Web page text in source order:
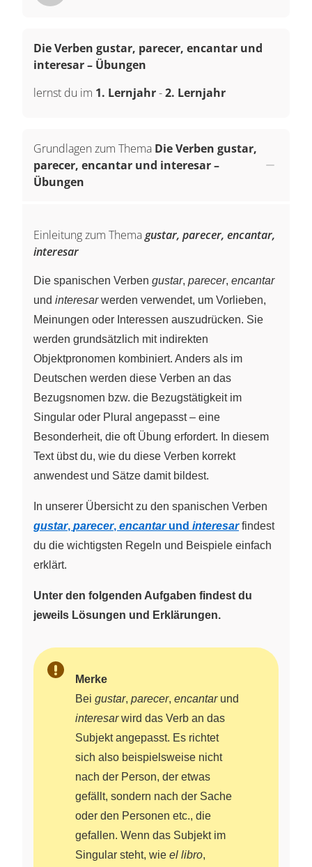
Die Verben gustar, parecer, encantar und
interesar – Übungen
lernst du im 1. Lernjahr-2. Lernjahr
Grundlagen zum Thema Die Verben gustar,
parecer, encantar und interesar –
Übungen
Einleitung zum Themagustar, parecer, encantar,
interesar
Die spanischen Verben gustar, parecer, encantar
und interesarwerden verwendet, um Vorlieben,
Meinungen oder Interessen auszudrücken. Sie
werden grundsätzlich mit indirekten
Objektpronomen kombiniert. Anders als im
Deutschen werden diese Verben an das
Bezugsnomen bzw. die Bezugstätigkeit im
Singular oder Plural angepasst – eine
Besonderheit, die oft Übung erfordert. In diesem
Text übst du, wie du diese Verben korrekt
anwendest und Sätze damit bildest.
In unserer Übersicht zu den spanischen Verben
gustar, parecer, encantarund interesarfindest
du die wichtigsten Regeln und Beispiele einfach
erklärt.
Unter den folgenden Aufgaben findest du
jeweils Lösungen und Erklärungen.
Merke
Bei gustar, parecer, encantarund
interesarwird das Verb an das
Subjekt angepasst. Es richtet
sich also beispielsweise nicht
nach der Person, der etwas
gefällt, sondern nach der Sache
oder den Personen etc., die
gefallen. Wenn das Subjekt im
Singular steht, wie el libro,